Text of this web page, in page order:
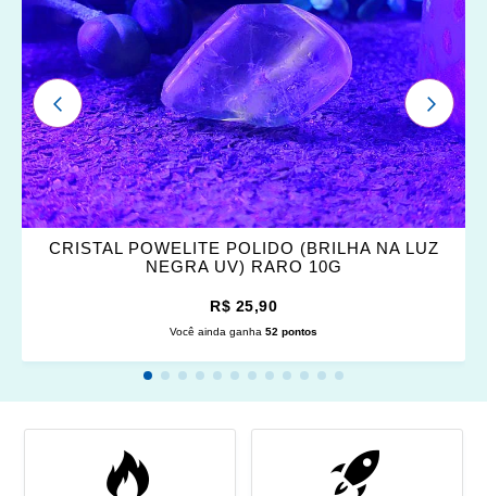
FAVORITOS
CRISTAL POWELITE POLIDO (BRILHA NA LUZ
NEGRA UV) RARO 10G
R$ 25,90
Você ainda ganha 52 pontos
ANTERIOR